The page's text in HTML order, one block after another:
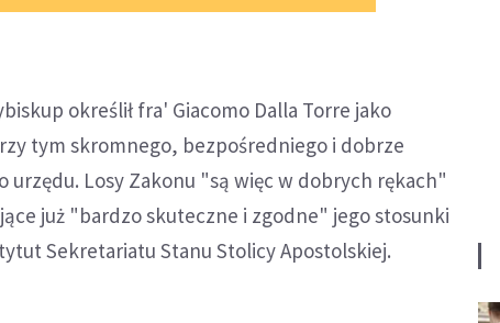
określił fra' Giacomo Dalla Torre jako
tym skromnego, bezpośredniego i dobrze
urzędu. Losy Zakonu "są więc w dobrych rękach"
już "bardzo skuteczne i zgodne" jego stosunki
Sekretariatu Stanu Stolicy Apostolskiej.